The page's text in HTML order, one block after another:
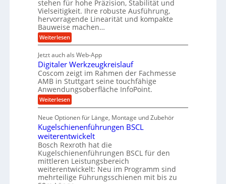
t
r
e
b
e
f
ü
r
r
a
U
g
e
b
u
u
f
t
r
a
g
s
e
i
n
g
a
n
g
v
o
n
K
w
i
c
h
t
i
g
e
r
a
l
M
a
s
c
h
i
n
e
n
n
g
e
n
g
e
t
r
i
e
b
e
f
ü
r
r
ä
i
s
e
H
u
b
b
stehen für hohe Präzision, Stabilität und
Vielseitigkeit. Ihre robuste Ausführung,
hervorragende Linearität und kompakte
Bauweise machen…
Weiterlesen:
P
ä
z
i
s
i
o
n
f
r
A
u
t
o
m
o
t
i
Jetzt auch als Web-App
Digitaler Werkzeugkreislauf
Coscom zeigt im Rahmen der Fachmesse
AMB in Stuttgart seine touchfähige
Anwendungsoberfläche InfoPoint.
Weiterlesen:
D
g
i
t
a
l
e
r
W
e
Neue Optionen für Länge, Montage und Zubehör
Kugelschienenführungen BSCL
weiterentwickelt
Bosch Rexroth hat die
Kugelschienenführungen BSCL für den
mittleren Leistungsbereich
weiterentwickelt: Neu im Programm sind
mehrteilige Führungsschienen mit bis zu